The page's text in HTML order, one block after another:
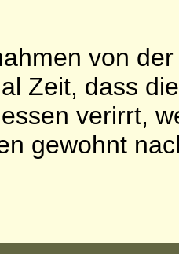
von
Zeit, dass
verirrt,
gewohnt